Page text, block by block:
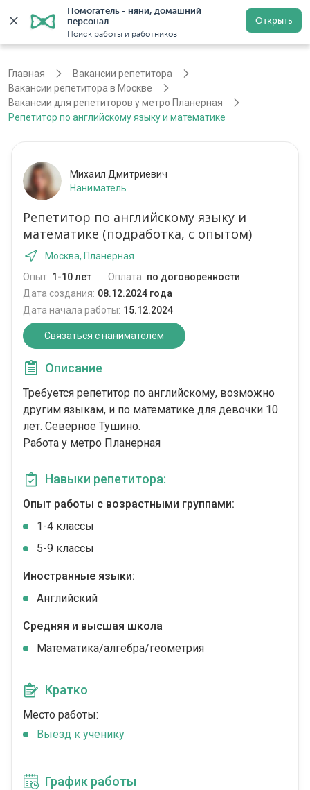
Помогатель - няни, домашний
персонал
Поиск работы и работников
Открыть
Регистрация
Главная
Вакансии репетитора
Вакансии репетитора в Москве
Вакансии для репетиторов у метро Планерная
Репетитор по английскому языку и математике
Михаил Дмитриевич
Наниматель
Репетитор по английскому языку и
математике (подработка, с опытом)
Москва, Планерная
Опыт: 1-10 лет Оплата: по договоренности
Дата создания: 08.12.2024 года
Дата начала работы: 15.12.2024
Связаться с нанимателем
Описание
Требуется репетитор по английскому, возможно
другим языкам, и по математике для девочки 10
лет. Северное Тушино.
Работа у метро Планерная
Навыки репетитора:
Опыт работы с возрастными группами:
1-4 классы
5-9 классы
Иностранные языки:
Английский
Средняя и высшая школа
Математика/алгебра/геометрия
Кратко
Место работы:
Выезд к ученику
График работы